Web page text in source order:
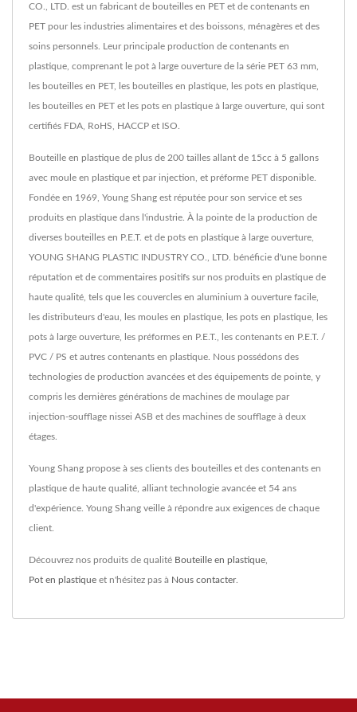
CO., LTD. est un fabricant de bouteilles en PET et de contenants en
PET pour les industries alimentaires et des boissons, ménagères et des
soins personnels. Leur principale production de contenants en
plastique, comprenant le pot à large ouverture de la série PET 63 mm,
les bouteilles en PET, les bouteilles en plastique, les pots en plastique,
les bouteilles en PET et les pots en plastique à large ouverture, qui sont
certifiés FDA, RoHS, HACCP et ISO.
Bouteille en plastique de plus de 200 tailles allant de 15cc à 5 gallons
avec moule en plastique et par injection, et préforme PET disponible.
Fondée en 1969, Young Shang est réputée pour son service et ses
produits en plastique dans l'industrie. À la pointe de la production de
diverses bouteilles en P.E.T. et de pots en plastique à large ouverture,
YOUNG SHANG PLASTIC INDUSTRY CO., LTD. bénéficie d'une bonne
réputation et de commentaires positifs sur nos produits en plastique de
haute qualité, tels que les couvercles en aluminium à ouverture facile,
les distributeurs d'eau, les moules en plastique, les pots en plastique, les
pots à large ouverture, les préformes en P.E.T., les contenants en P.E.T. /
PVC / PS et autres contenants en plastique. Nous possédons des
technologies de production avancées et des équipements de pointe, y
compris les dernières générations de machines de moulage par
injection-soufflage nissei ASB et des machines de soufflage à deux
étages.
Young Shang propose à ses clients des bouteilles et des contenants en
plastique de haute qualité, alliant technologie avancée et 54 ans
d'expérience. Young Shang veille à répondre aux exigences de chaque
client.
Découvrez nos produits de qualité Bouteille en plastique
Pot en plastique et n'hésitez pas à Nous contacter.